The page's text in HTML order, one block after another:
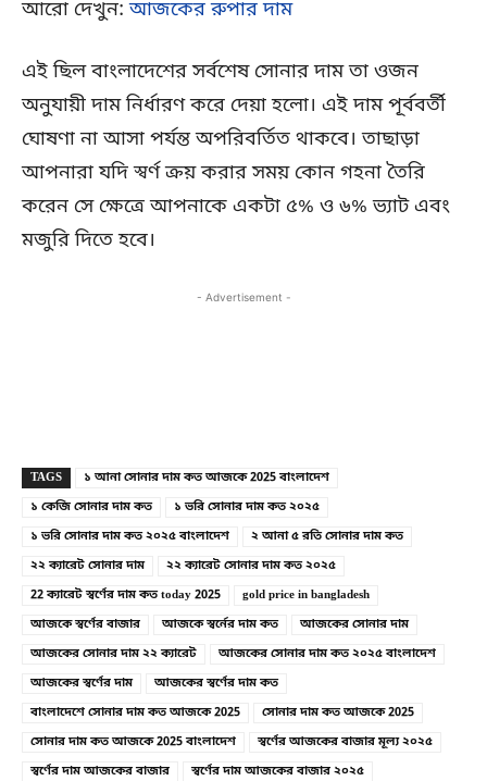
আরো দেখুন:আজকের রুপার দাম
এই ছিল বাংলাদেশের সর্বশেষ সোনার দাম তা ওজন
অনুযায়ী দাম নির্ধারণ করে দেয়া হলো। এই দাম পূর্ববর্তী
ঘোষণা না আসা পর্যন্ত অপরিবর্তিত থাকবে। তাছাড়া
আপনারা যদি স্বর্ণ ক্রয় করার সময় কোন গহনা তৈরি
করেন সে ক্ষেত্রে আপনাকে একটা ৫% ও ৬% ভ্যাট এবং
মজুরি দিতে হবে।
- Advertisement -
TAGS
১ আনা সোনার দাম কত আজকে 2025 বাংলাদেশ
১ কেজি সোনার দাম কত
১ ভরি সোনার দাম কত ২০২৫
১ ভরি সোনার দাম কত ২০২৫ বাংলাদেশ
২ আনা ৫ রতি সোনার দাম কত
২২ ক্যারেট সোনার দাম
২২ ক্যারেট সোনার দাম কত ২০২৫
22 ক্যারেট স্বর্ণের দাম কত today 2025
gold price in bangladesh
আজকে স্বর্ণের বাজার
আজকে স্বর্নের দাম কত
আজকের সোনার দাম
আজকের সোনার দাম ২২ ক্যারেট
আজকের সোনার দাম কত ২০২৫ বাংলাদেশ
আজকের স্বর্ণের দাম
আজকের স্বর্ণের দাম কত
বাংলাদেশে সোনার দাম কত আজকে 2025
সোনার দাম কত আজকে 2025
সোনার দাম কত আজকে 2025 বাংলাদেশ
স্বর্ণের আজকের বাজার মূল্য ২০২৫
স্বর্ণের দাম আজকের বাজার
স্বর্ণের দাম আজকের বাজার ২০২৫